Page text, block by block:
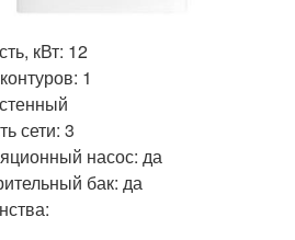
кВт: 12
1
сети: 3
насос: да
бак: да